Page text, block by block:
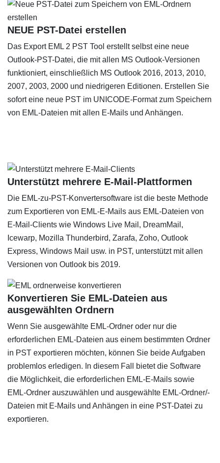
NEUE PST-Datei erstellen
Das Export EML 2 PST Tool erstellt selbst eine neue
Outlook-PST-Datei, die mit allen MS Outlook-Versionen
funktioniert, einschließlich MS Outlook 2016, 2013, 2010,
2007, 2003, 2000 und niedrigeren Editionen. Erstellen Sie
sofort eine neue PST im UNICODE-Format zum Speichern
von EML-Dateien mit allen E-Mails und Anhängen.
Unterstützt mehrere E-Mail-Plattformen
Die EML-zu-PST-Konvertersoftware ist die beste Methode
zum Exportieren von EML-E-Mails aus EML-Dateien von
E-Mail-Clients wie Windows Live Mail, DreamMail,
Icewarp, Mozilla Thunderbird, Zarafa, Zoho, Outlook
Express, Windows Mail usw. in PST, unterstützt mit allen
Versionen von Outlook bis 2019.
Konvertieren Sie EML-Dateien aus
ausgewählten Ordnern
Wenn Sie ausgewählte EML-Ordner oder nur die
erforderlichen EML-Dateien aus einem bestimmten Ordner
in PST exportieren möchten, können Sie beide Aufgaben
problemlos erledigen. In diesem Fall bietet die Software
die Möglichkeit, die erforderlichen EML-E-Mails sowie
EML-Ordner auszuwählen und ausgewählte EML-Ordner/-
Dateien mit E-Mails und Anhängen in eine PST-Datei zu
exportieren.